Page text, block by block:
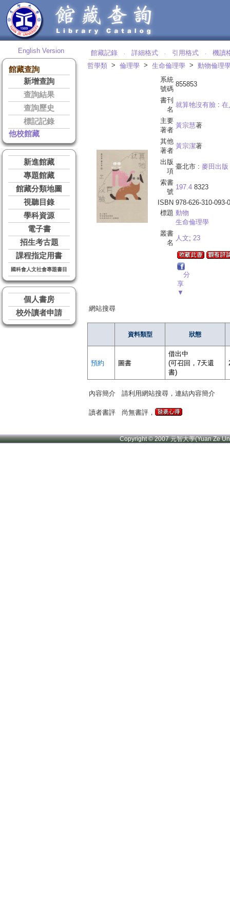
English Version
館藏查詢
新增查詢
查詢結果
查詢歷史
標記記錄
他校館藏
新進館藏
專題館藏
館藏分類地圖
視聽目錄
學科資源
電子書
招生考古題
課程指定用書
國科會人文社會專題書目
個人書房
校外讀者申請
館藏記錄 ‧ 詳細格式 ‧ 引用格式 ‧
機讀
哲學類 > 倫理學 > 生命倫理學 > 動物倫理
系統
號碼
855853
書刊
名
就算牠沒有臉 : 在
主要
著者
黃宗慧著
其他
著者
黃宗潔著
出版
項
臺北市 : 麥田出版
索書
號
197.4 8323
ISBN 978-626-310-093-0
標題 動物
生命倫理學
叢書
名
人文; 23
分
享
▼
網站搜尋
資料類型 狀態
預約 圖書
借出中
(可召回，7天還
書)
內容簡介 請利用網站搜尋，連結內容簡介
讀者書評 尚無書評，
Copyright © 2007 元智大學(Yuan Ze